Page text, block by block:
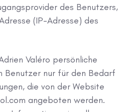
des Benutzers,
(IP-Adresse) des
Valéro persönliche
Benutzer nur für den Bedarf
die von der Website
angeboten werden.